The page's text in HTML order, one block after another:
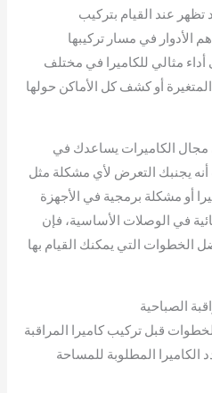
تظهر عند القيام بتركيب
الأدوار في مسار تركيبها
مثالي للكاميرا في مختلف
أو كشف كل الأماكن حولها
مجال الكاميرات يساعدك في
يجنبك التعرض لأي مشكلة مثل
أو مشكلة برمجية في الأجهزة
في الوصلات الأساسية، فإن
الخطوات التي يمكنك القيام بها
الصباحية
قبل تركيب كاميرا المراقبة
الكاميرا المطلوبة للمساحة